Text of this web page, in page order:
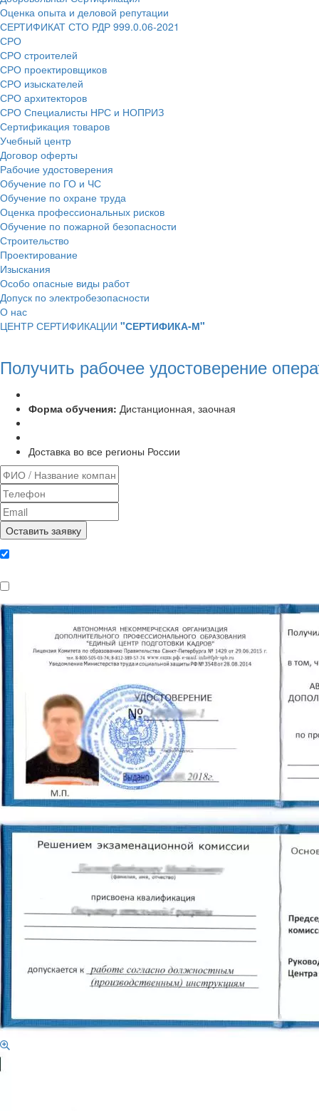
Оценка опыта и деловой репутации
СЕРТИФИКАТ СТО РДР 999.0.06-2021
СРО
СРО строителей
СРО проектировщиков
СРО изыскателей
СРО архитекторов
СРО Специалисты НРС и НОПРИЗ
Сертификация товаров
Учебный центр
Договор оферты
Рабочие удостоверения
Обучение по ГО и ЧС
Обучение по охране труда
Оценка профессиональных рисков
Обучение по пожарной безопасности
Строительство
Проектирование
Изыскания
Особо опасные виды работ
Допуск по электробезопасности
О нас
ЦЕНТР СЕРТИФИКАЦИИ "СЕРТИФИКА-М"
Получить рабочее удостоверение
Форма обучения: Дистанционная, заочная
Доставка во все регионы России